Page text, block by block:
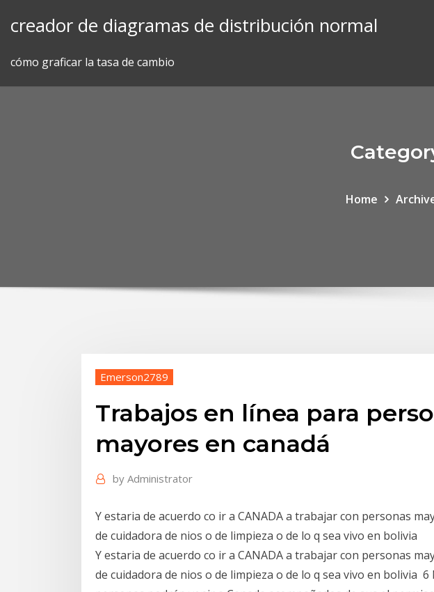
creador de diagramas de distribución normal
cómo graficar la tasa de cambio
Home
Emerson2789
Trabajos en línea para
mayores en canadá
by Administrator
Y estaria de acuerdo co ir a CANADA a trabajar con personas
de cuidadora de nios o de limpieza o de lo q sea vivo en bolivia
Y estaria de acuerdo co ir a CANADA a trabajar con personas
de cuidadora de nios o de limpieza o de lo q sea vivo en bolivia 6